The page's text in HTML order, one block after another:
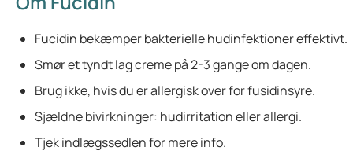
Fucidin bekæmper bakterielle hudinfektioner effektivt.
Smør et tyndt lag creme på 2-3 gange om dagen.
Brug ikke, hvis du er allergisk over for fusidinsyre.
Sjældne bivirkninger: hudirritation eller allergi.
Tjek indlægssedlen for mere info.